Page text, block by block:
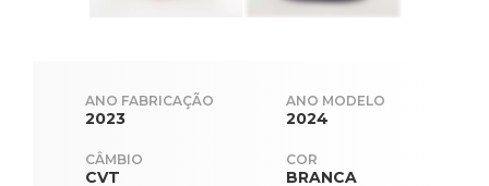
ANO FABRICAÇÃO
2023
CÂMBIO
CVT
ANO MODELO
2024
COR
BRANCA